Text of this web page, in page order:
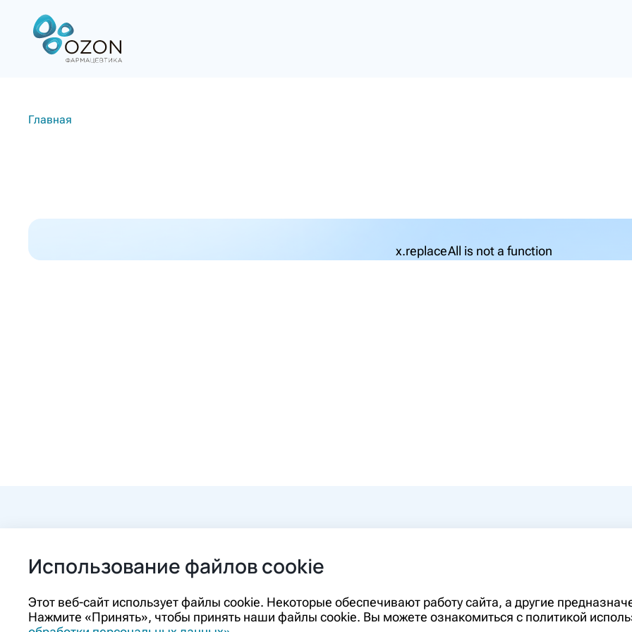
Главная
x.replaceAll is not a function
+7 (84862) 2-90-00
ozon@ozon-pharm.ru
Информация, представленная на
диагностики и лечения и не может
необходимо ознакомиться с
Использование файлов cookie
Этот веб-сайт использует файлы cookie. Некоторые обеспечивают работу сайта, а другие
Нажмите «Принять», чтобы принять наши файлы cookie. Вы можете ознакомиться с политикой